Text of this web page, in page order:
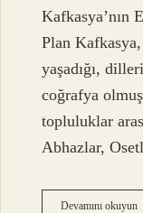
Kafkasya’nın
Plan
yaşadığı,
coğrafya
topluluklar
Abhazlar,
Devamını okuyun